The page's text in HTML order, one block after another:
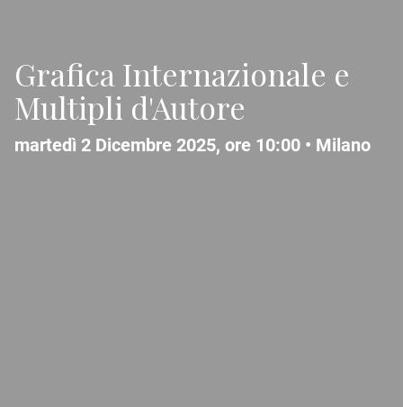
Grafica Internazionale e
Multipli d'Autore
martedì 2 Dicembre 2025, ore 10:00 • Milano